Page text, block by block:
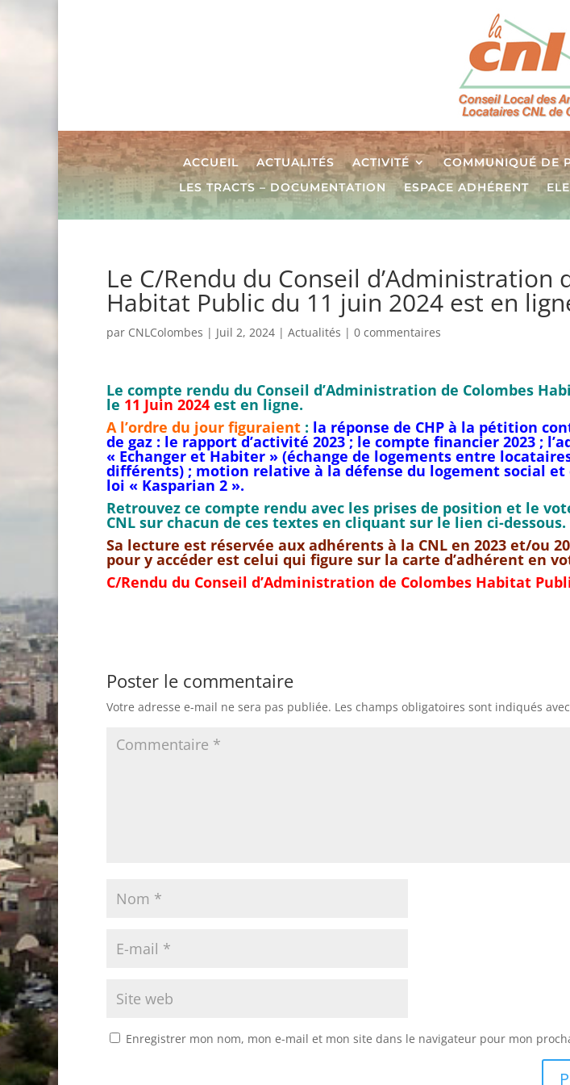
ACCUEIL ACTUALITÉS ACTIVITÉ COMMUNIQUÉ DE
LES TRACTS – DOCUMENTATION
ESPACE ADHÉRENT
Le C/Rendu du Conseil d’Administration
Habitat Public du 11 juin 2024 est en
par CNLColombes | Juil 2, 2024 | Actualités | 0 commentaires
Le compte rendu du Conseil d’Administration de Colombes
le 11 Juin 2024 est en ligne.
A l’ordre du jour figuraient : la réponse de CHP à la pétition
de gaz : le rapport d’activité 2023 ; le compte financier 2023 ;
« Echanger et Habiter » (échange de logements entre
différents) ; motion relative à la défense du logement social
loi « Kasparian 2 ».
Retrouvez ce compte rendu avec les prises de position et le
CNL sur chacun de ces textes en cliquant sur le lien ci-dessous.
Sa lecture est réservée aux adhérents à la CNL en 2023 et/ou
pour y accéder est celui qui figure sur la carte d’adhérent en
C/Rendu du Conseil d’Administration de Colombes Habitat
Poster le commentaire
Votre adresse e-mail ne sera pas publiée. Les champs obligatoires sont indiqués avec
Enregistrer mon nom, mon e-mail et mon site dans le navigateur pour mon